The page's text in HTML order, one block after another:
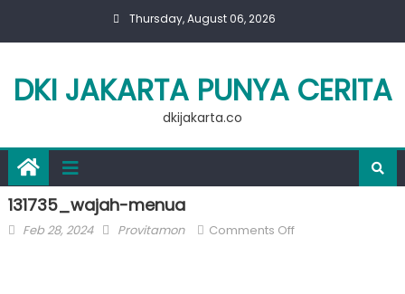
Thursday, August 06, 2026
DKI JAKARTA PUNYA CERITA
dkijakarta.co
131735_wajah-menua
Posted
Feb 28, 2024 Author
Provitamon Comments Offon